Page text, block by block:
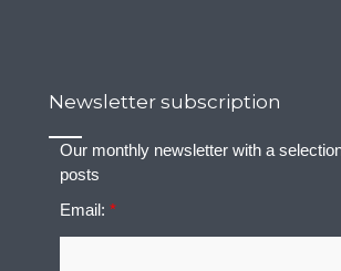
Newsletter subscription
Our monthly newsletter with a
posts
Email:*